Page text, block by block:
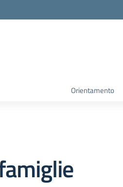
Orientamento